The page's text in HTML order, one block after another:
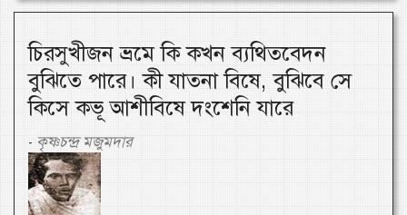
চিরসুখীজন ভ্রমে কি কখন ব্যথিতবেদন
বুঝিতে পারে। কী যাতনা বিষে, বুঝিবে সে
কিসে কভূ আশীবিষে দংশেনি যারে
- কৃষ্ণচন্দ্র মজুমদার